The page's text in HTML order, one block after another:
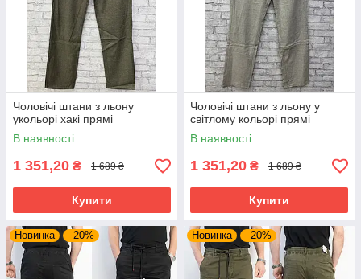
Чоловічі штани з льону
укольорі хакі прямі
В наявності
1 351,20 ₴ 1 689 ₴
Купити
Чоловічі штани з льону у
світлому кольорі прямі
В наявності
1 351,20 ₴ 1 689 ₴
Купити
Новинка –20% Новинка –20%